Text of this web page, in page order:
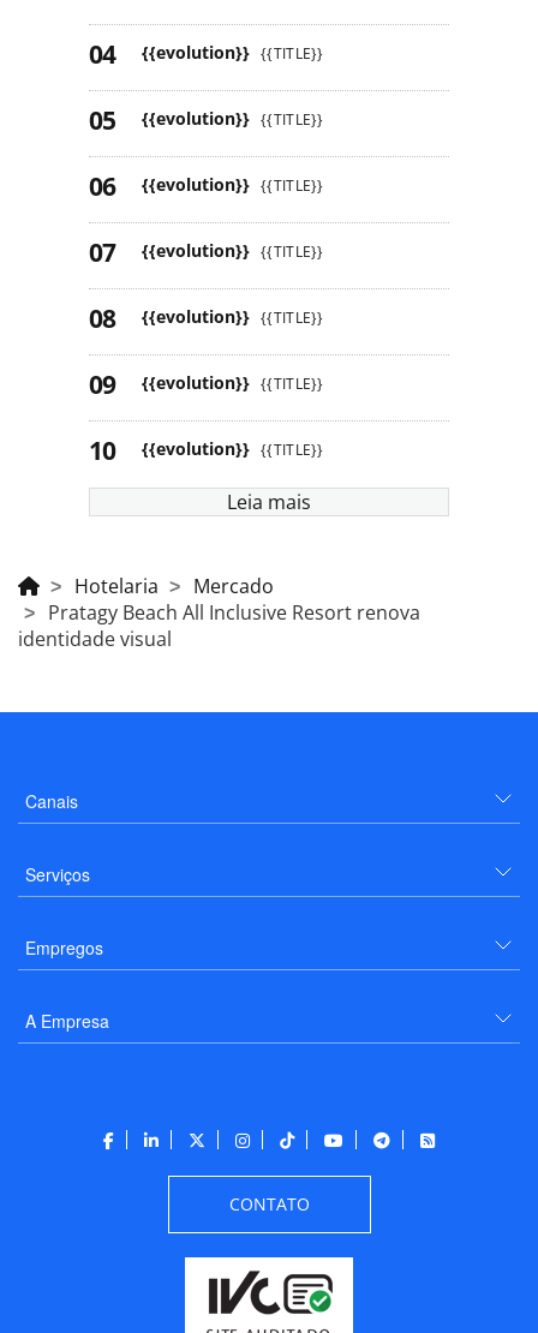
{{evolution}} {{TITLE}}
{{evolution}} {{TITLE}}
{{evolution}} {{TITLE}}
{{evolution}} {{TITLE}}
{{evolution}} {{TITLE}}
{{evolution}} {{TITLE}}
{{evolution}} {{TITLE}}
Leia mais
Hotelaria
Mercado
Pratagy Beach All Inclusive Resort renova
identidade visual
Canais
Serviços
Empregos
A Empresa
CONTATO